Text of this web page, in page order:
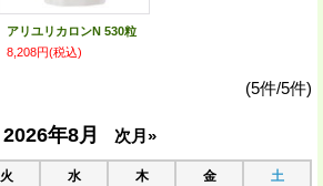
アリユリカロンN 530粒
8,208円(税込)
(5件/5件)
2026年8月 次月»
火 水 木 金 土